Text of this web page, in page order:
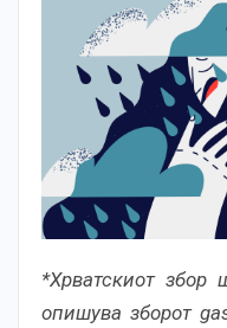
*Хрватскиот збор
опишува зборот